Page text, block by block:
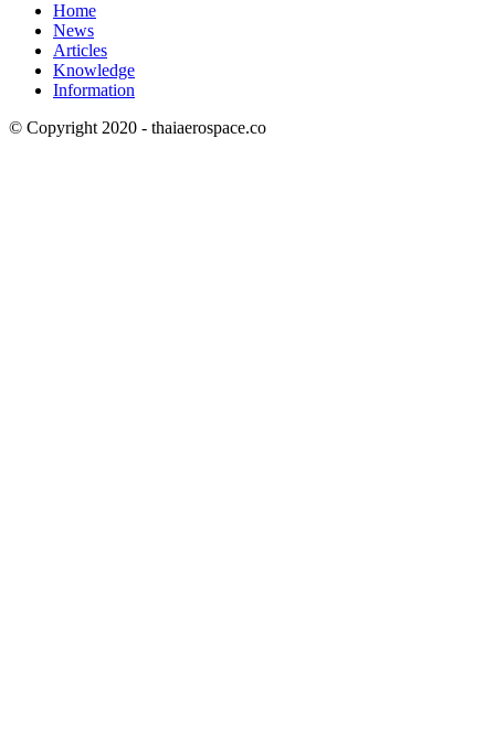
Home
News
Articles
Knowledge
Information
© Copyright 2020 - thaiaerospace.co